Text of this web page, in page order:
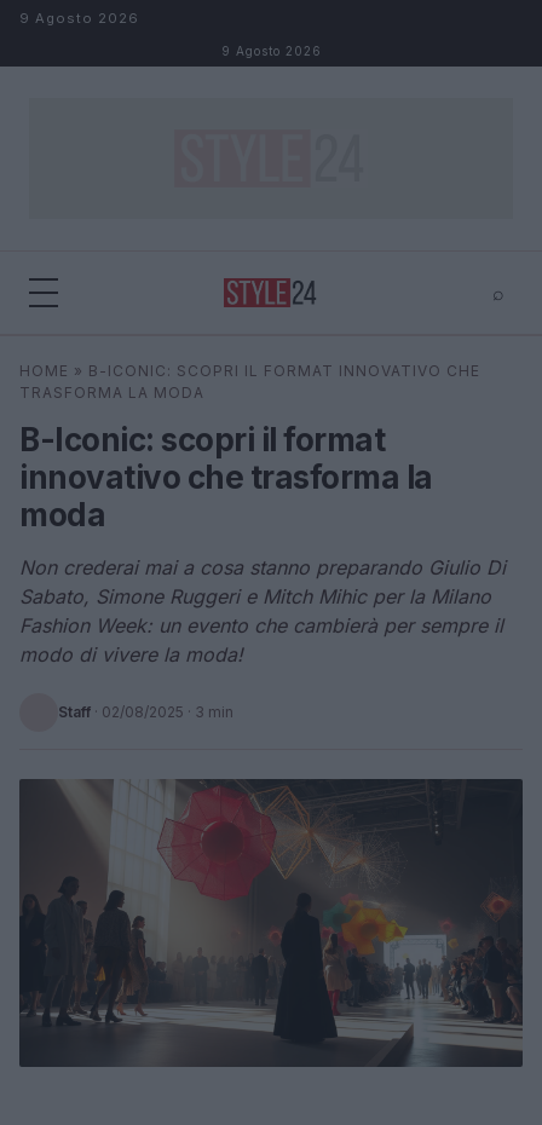
Salta al contenuto
9 Agosto 2026
9 Agosto 2026
⌕
Cerca ⌕
HOME » B-ICONIC: SCOPRI IL FORMAT INNOVATIVO CHE
TRASFORMA LA MODA
B-Iconic: scopri il format
innovativo che trasforma la
moda
Non crederai mai a cosa stanno preparando Giulio Di
Sabato, Simone Ruggeri e Mitch Mihic per la Milano
Fashion Week: un evento che cambierà per sempre il
modo di vivere la moda!
Staff · 02/08/2025 · 3 min